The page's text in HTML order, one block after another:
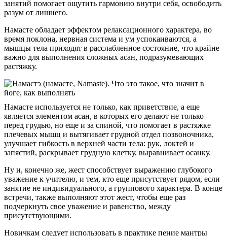
занятий помогает ощутить гармонию внутри себя, освободить
разум от лишнего.
Намасте обладает эффектом релаксационного характера, во
время поклона, нервная система и ум успокаиваются, а
мышцы тела приходят в расслабленное состояние, что крайне
важно для выполнения сложных асан, подразумевающих
растяжку.
Намасте используется не только, как приветствие, а еще
является элементом асан, в которых его делают не только
перед грудью, но еще и за спиной, что помогает в растяжке
плечевых мышц и вытягивает грудной отдел позвоночника,
улучшает гибкость в верхней части тела: рук, локтей и
запястий, раскрывает грудную клетку, выравнивает осанку.
Ну и, конечно же, жест способствует выражению глубокого
уважение к учителю, и тем, кто еще присутствует рядом, если
занятие не индивидуального, а группового характера. В конце
встречи, также выполняют этот жест, чтобы еще раз
подчеркнуть свое уважение и равенство, между
присутствующими.
Новичкам следует использовать в практике пение мантры